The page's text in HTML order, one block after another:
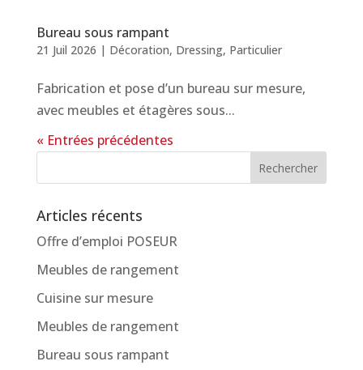
Bureau sous rampant
21 Juil 2026 | Décoration, Dressing, Particulier
Fabrication et pose d’un bureau sur mesure,
avec meubles et étagères sous...
« Entrées précédentes
Articles récents
Offre d’emploi POSEUR
Meubles de rangement
Cuisine sur mesure
Meubles de rangement
Bureau sous rampant